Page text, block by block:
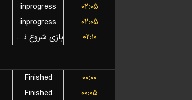
inprogress
۰۲:۰۵
inprogress
۰۲:۰۵
بازی شروع نشده است
۰۲:۱۰
Finished
۰۰:۰۰
Finished
۰۰:۰۵